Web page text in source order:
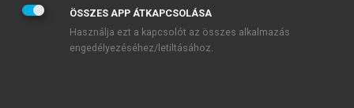
ÖSSZES APP ÁTKAPCSOLÁSA
Használja ezt a kapcsolót az összes alkalmazás
engedélyezéséhez/letiltásához.